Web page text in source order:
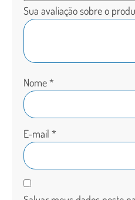
Sua avaliação sobre o
Nome*
E-mail *